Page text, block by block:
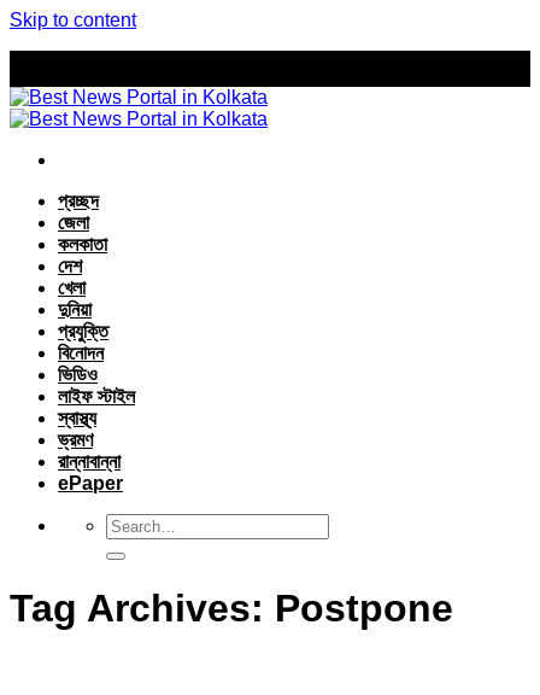
Skip to content
প্রচ্ছদ
জেলা
কলকাতা
দেশ
খেলা
দুনিয়া
প্রযুক্তি
বিনোদন
ভিডিও
লাইফ স্টাইল
স্বাস্থ্য
ভ্রমণ
রান্নাবান্না
ePaper
Tag Archives: Postpone